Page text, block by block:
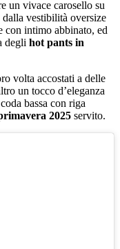
un vivace carosello su
vestibilità oversize
con intimo abbinato, ed
degli hot pants in
volta accostati a delle
un tocco d’eleganza
bassa con riga
2025 servito.